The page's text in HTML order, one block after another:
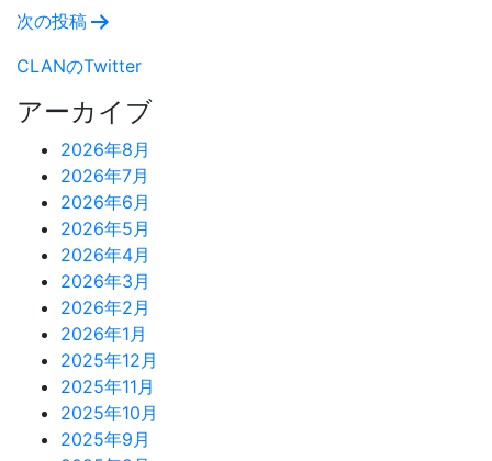
ナ
ビ
ゲ
ー
シ
ョ
ン
次の投稿
CLANのTwitter
アーカイブ
2026年8月
2026年7月
2026年6月
2026年5月
2026年4月
2026年3月
2026年2月
2026年1月
2025年12月
2025年11月
2025年10月
2025年9月